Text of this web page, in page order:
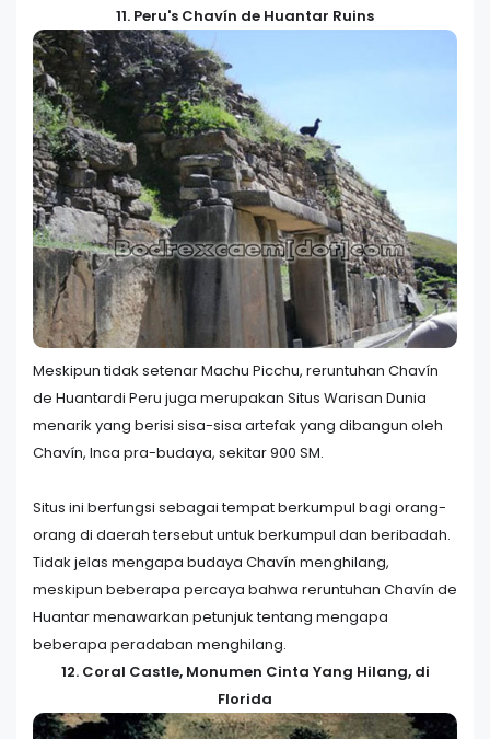
11. Peru's Chavín de Huantar Ruins
Meskipun tidak setenar Machu Picchu, reruntuhan Chavín
de Huantardi Peru juga merupakan Situs Warisan Dunia
menarik yang berisi sisa-sisa artefak yang dibangun oleh
Chavín, Inca pra-budaya, sekitar 900 SM.
Situs ini berfungsi sebagai tempat berkumpul bagi orang-
orang di daerah tersebut untuk berkumpul dan beribadah.
Tidak jelas mengapa budaya Chavín menghilang,
meskipun beberapa percaya bahwa reruntuhan Chavín de
Huantar menawarkan petunjuk tentang mengapa
beberapa peradaban menghilang.
12. Coral Castle, Monumen Cinta Yang Hilang, di
Florida